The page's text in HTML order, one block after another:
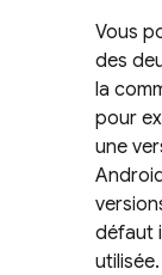
Vous
des
la
pour
une
défaut
utilisée.